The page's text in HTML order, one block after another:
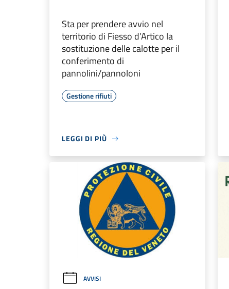
Sta per prendere avvio nel
territorio di Fiesso d’Artico la
sostituzione delle calotte per il
conferimento di
pannolini/pannoloni
Gestione rifiuti
LEGGI DI PIÙ
AVVISI